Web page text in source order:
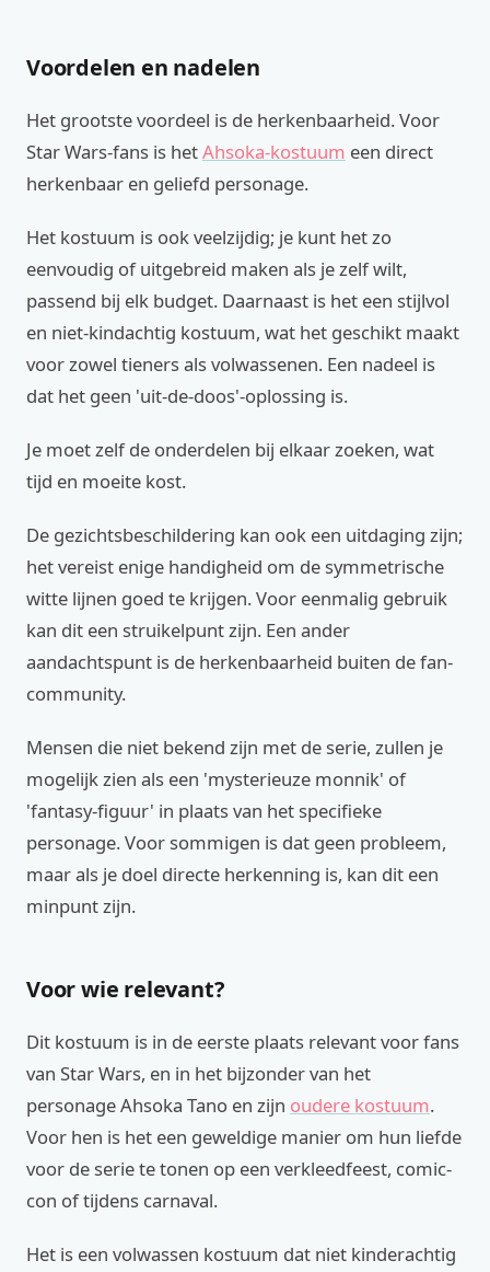
Voordelen en nadelen
Het grootste voordeel is de herkenbaarheid. Voor
Star Wars-fans is hetAhsoka-kostuum een direct
herkenbaar en geliefd personage.
Het kostuum is ook veelzijdig; je kunt het zo
eenvoudig of uitgebreid maken als je zelf wilt,
passend bij elk budget. Daarnaast is het een stijlvol
en niet-kindachtig kostuum, wat het geschikt maakt
voor zowel tieners als volwassenen. Een nadeel is
dat het geen 'uit-de-doos'-oplossing is.
Je moet zelf de onderdelen bij elkaar zoeken, wat
tijd en moeite kost.
De gezichtsbeschildering kan ook een uitdaging zijn;
het vereist enige handigheid om de symmetrische
witte lijnen goed te krijgen. Voor eenmalig gebruik
kan dit een struikelpunt zijn. Een ander
aandachtspunt is de herkenbaarheid buiten de fan-
community.
Mensen die niet bekend zijn met de serie, zullen je
mogelijk zien als een 'mysterieuze monnik' of
'fantasy-figuur' in plaats van het specifieke
personage. Voor sommigen is dat geen probleem,
maar als je doel directe herkenning is, kan dit een
minpunt zijn.
Voor wie relevant?
Dit kostuum is in de eerste plaats relevant voor fans
van Star Wars, en in het bijzonder van het
personage Ahsoka Tano en zijn oudere kostuum.
Voor hen is het een geweldige manier om hun liefde
voor de serie te tonen op een verkleedfeest, comic-
con of tijdens carnaval.
Het is een volwassen kostuum dat niet kinderachtig